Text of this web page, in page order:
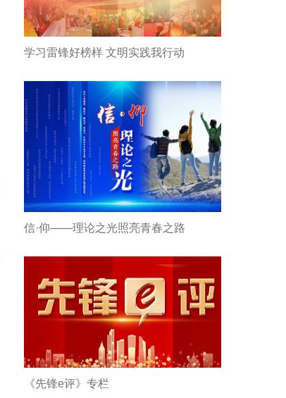
学习雷锋好榜样 文明实践我行动
信·仰——理论之光照亮青春之路
《先锋e评》专栏